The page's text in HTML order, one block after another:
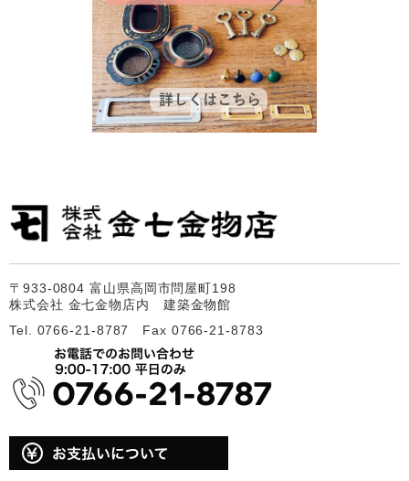
〒933-0804 富山県高岡市問屋町198
株式会社 金七金物店内 建築金物館
Tel. 0766-21-8787 Fax 0766-21-8783